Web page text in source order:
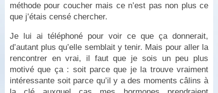
méthode pour coucher mais ce n’est pas non plus ce
que j’étais censé chercher.
Je lui ai téléphoné pour voir ce que ça donnerait,
d’autant plus qu’elle semblait y tenir. Mais pour aller la
rencontrer en vrai, il faut que je sois un peu plus
motivé que ça : soit parce que je la trouve vraiment
intéressante soit parce qu’il y a des moments câlins à